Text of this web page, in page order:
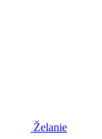
Želanie